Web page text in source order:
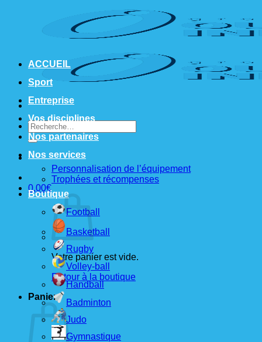
Recherche
pour :
0,00€
Votre panier est vide.
Retour à la boutique
Panier
ACCUEIL
Sport
Entreprise
Vos disciplines
Nos partenaires
Nos services
Personnalisation de l’équipement
Trophées et récompenses
Boutique
Football
Basketball
Rugby
Volley-ball
Handball
Badminton
Judo
Gymnastique